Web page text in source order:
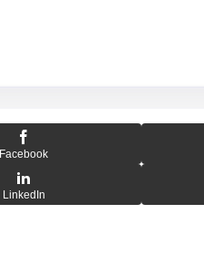
Facebook
LinkedIn